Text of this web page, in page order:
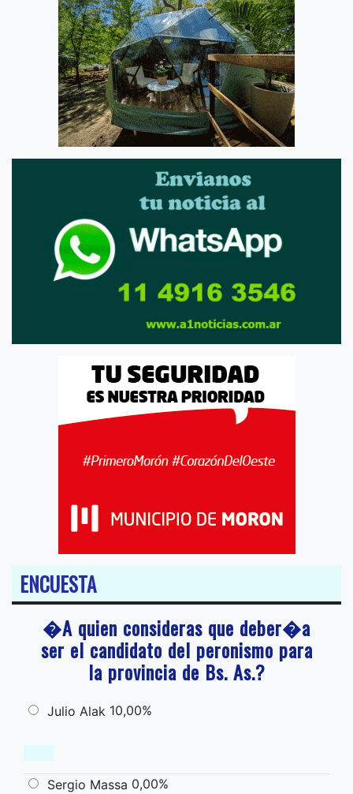
ENCUESTA
�A quien consideras que deber�a
ser el candidato del peronismo para
la provincia de Bs. As.?
Julio Alak 10,00%
Sergio Massa 0,00%